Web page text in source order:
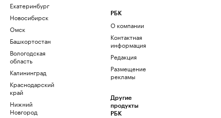
Екатеринбург
Новосибирск
Омск
Башкортостан
Вологодская
область
Калининград
Краснодарский
край
Нижний
Новгород
РБК
О компании
Контактная
информация
Редакция
Размещение
рекламы
Другие
продукты
РБК